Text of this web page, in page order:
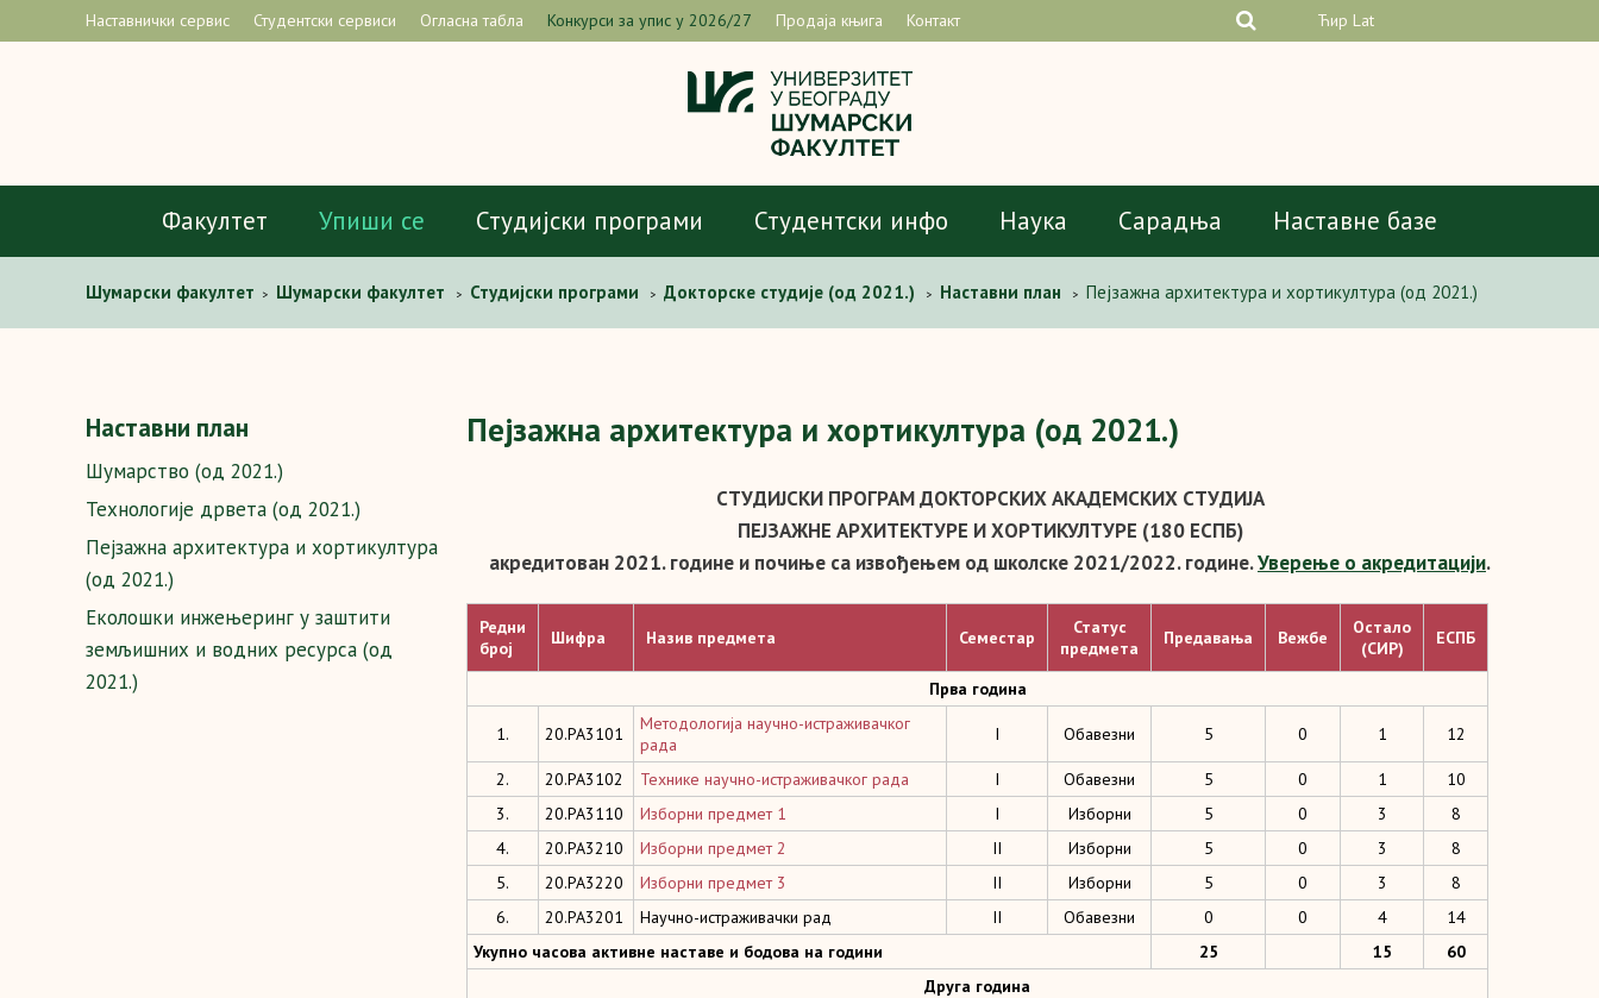
Наставнички сервис Студентски сервиси Огласна табла Конкурси за упис у 2026/27 Продаја књига Контакт Ћир Lat
Факултет Упиши се Студијски програми Студентски инфо Наука Сарадња Наставне базе
Шумaрски факултет > Шумарски факултет > Студијски програми > Докторске студије (од 2021.) > Наставни план > Пејзажна архитектура и хортикултура (од 2021.)
Наставни план
Шумарство (од 2021.)
Технологијe дрвета (од 2021.)
Пејзажна архитектура и хортикултура
(од 2021.)
Еколошки инжењеринг у заштити
земљишних и водних ресурса (од
2021.)
Пејзажна архитектура и хортикултура (од 2021.)
СТУДИЈСКИ ПРОГРАМ ДОКТОРСКИХ АКАДЕМСКИХ СТУДИЈА
ПЕЈЗАЖНЕ АРХИТЕКТУРЕ И ХОРТИКУЛТУРЕ (180 ЕСПБ)
акредитован 2021. године и почињe са извођењем од школске 2021/2022. године.Уверење о акредитацији.
Редни
број
Шифра Назив предмета Семестар
Статус
предмета
Предавања Вежбе
Остало
(СИР)
ЕСПБ
Прва година
1. 20.PA3101
Методологија научно-истраживачког
рада
I Обавезни 5 0 1 12
2. 20.РА3102 Технике научно-истраживачког рада I Обавезни 5 0 1
10
3.
20.РА3110 Изборни предмет 1 I Изборни 5 0 3
8
4.
20.РА3210 Изборни предмет 2 II Изборни 5 0 3
8
5.
20.РА3220 Изборни предмет 3 II Изборни 5 0 3
8
6.
20.РА3201 Научно-истраживачки рад II Обавезни 0 0 4
14
Укупно часова активне наставе и бодова на години
25 15
60
Друга година